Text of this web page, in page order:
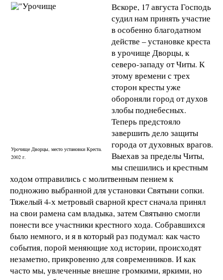
Урочище Дворцы, место установки Креста.
2002 г.
Вскоре, 17 августа Господь
судил нам принять участие
в особенно благодатном
действе – установке креста
в урочище Дворцы, к
северо-западу от Читы. К
этому времени с трех
сторон кресты уже
обороняли город от духов
злобы поднебесных.
Теперь предстояло
завершить дело защиты
города от духовных врагов.
Выехав за пределы Читы,
мы спешились и крестным
ходом отправились с молитвенным пением к
подножию выбранной для установки Святыни сопки.
Тяжелый 4-х метровый сварной крест сначала принял
на свои рамена сам владыка, затем Святыню смогли
понести все участники крестного хода. Собравшихся
было немного, и я в который раз подумал: как часто
события, порой меняющие ход истории, происходят
незаметно, прикровенно для современников. И как
часто мы, увлеченные внешне громкими, яркими, но